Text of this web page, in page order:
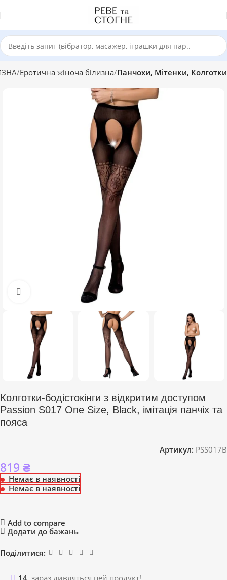
Еротична жіноча білизна Панчохи, Мітенки, Колготки
Click to enlarge
Колготки-бодістокінги з відкритим доступом
Passion S017 One Size, Black, імітація панчіх та
пояса
Артикул: PSS017B
819 ₴
Немає в наявності
Немає в наявності
Add to compare
Додати до бажань
Поділитися: